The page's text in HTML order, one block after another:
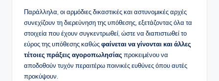
Παράλληλα, οι αρμόδιες δικαστικές και αστυνομικές αρχές
συνεχίζουν τη διερεύνηση της υπόθεσης, εξετάζοντας όλα τα
στοιχεία που έχουν συγκεντρωθεί, ώστε να διαπιστωθεί το
εύρος της υπόθεσης καθώςφαίνεται να γίνονται και άλλες
τέτοιες πράξεις αγοροπωλησίας προκειμένου να
αποδοθούν τυχόν περαιτέρω ποινικές ευθύνες όπου αυτές
προκύψουν.